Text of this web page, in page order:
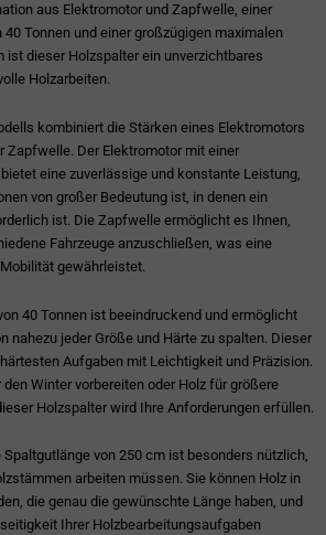
aus Elektromotor und Zapfwelle, einer
Tonnen und einer großzügigen maximalen
ist dieser Holzspalter ein unverzichtbares
Holzarbeiten.
kombiniert die Stärken eines Elektromotors
Zapfwelle. Der Elektromotor mit einer
eine zuverlässige und konstante Leistung,
von großer Bedeutung ist, in denen ein
ist. Die Zapfwelle ermöglicht es Ihnen,
Fahrzeuge anzuschließen, was eine
gewährleistet.
40 Tonnen ist beeindruckend und ermöglicht
nahezu jeder Größe und Härte zu spalten. Dieser
Aufgaben mit Leichtigkeit und Präzision.
den Winter vorbereiten oder Holz für größere
Holzspalter wird Ihre Anforderungen erfüllen.
von 250 cm ist besonders nützlich,
arbeiten müssen. Sie können Holz in
die genau die gewünschte Länge haben, und
Ihrer Holzbearbeitungsaufgaben